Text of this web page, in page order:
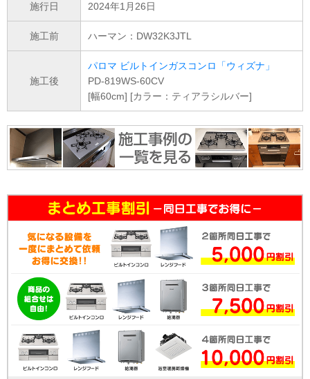
施行日 2024年1月26日
施工前 ハーマン：DW32K3JTL
施工後
パロマ ビルトインガスコンロ「ウィズナ」
PD-819WS-60CV
[幅60cm] [カラー：ティアラシルバー]